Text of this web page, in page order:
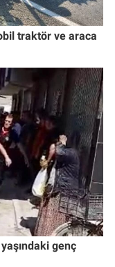
traktör ve araca
genç